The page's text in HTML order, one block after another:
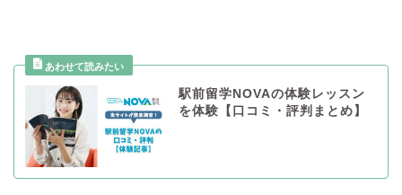
駅前留学NOVAの体験レッスン
を体験【口コミ・評判まとめ】